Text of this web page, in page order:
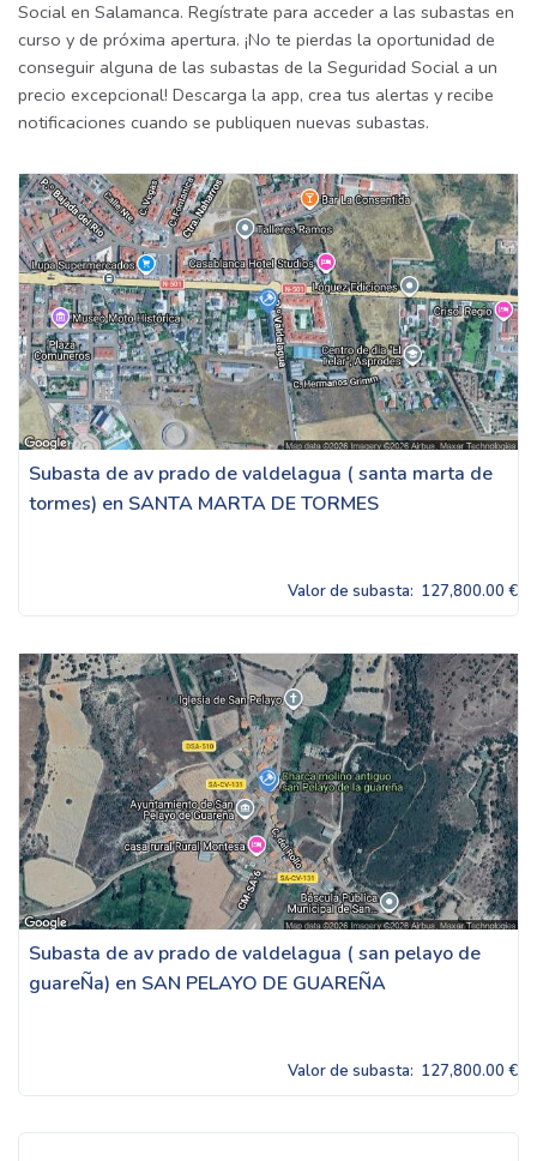
Social en Salamanca. Regístrate para acceder a las subastas en
curso y de próxima apertura. ¡No te pierdas la oportunidad de
conseguir alguna de las subastas de la Seguridad Social a un
precio excepcional! Descarga la app, crea tus alertas y recibe
notificaciones cuando se publiquen nuevas subastas.
Subasta de av prado de valdelagua ( santa marta de
tormes) en SANTA MARTA DE TORMES
Valor de subasta: 127,800.00 €
Subasta de av prado de valdelagua ( san pelayo de
guareÑa) en SAN PELAYO DE GUAREÑA
Valor de subasta: 127,800.00 €